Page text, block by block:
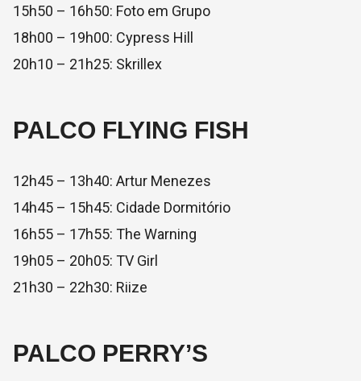
15h50 – 16h50: Foto em Grupo
18h00 – 19h00: Cypress Hill
20h10 – 21h25: Skrillex
PALCO FLYING FISH
12h45 – 13h40: Artur Menezes
14h45 – 15h45: Cidade Dormitório
16h55 – 17h55: The Warning
19h05 – 20h05: TV Girl
21h30 – 22h30: Riize
PALCO PERRY’S